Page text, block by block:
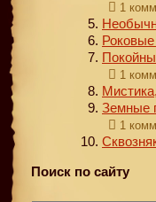
1
1
Земные
1
Поиск по сайту